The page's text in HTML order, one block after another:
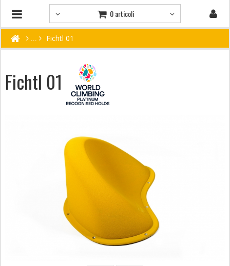
0 articoli
Fichtl 01
Fichtl 01